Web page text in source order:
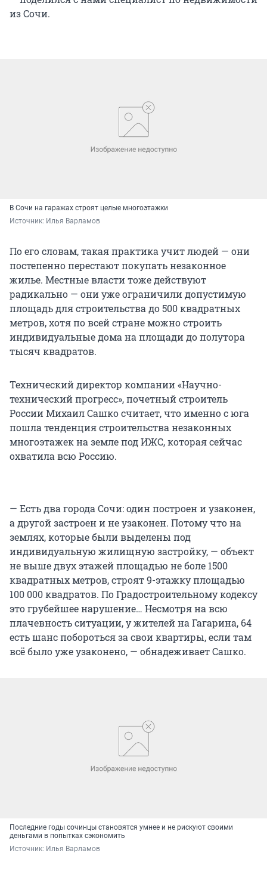
из Сочи.
В Сочи на гаражах строят целые многоэтажки
Источник: Илья Варламов
По его словам, такая практика учит людей — они
постепенно перестают покупать незаконное
жилье. Местные власти тоже действуют
радикально — они уже ограничили допустимую
площадь для строительства до 500 квадратных
метров, хотя по всей стране можно строить
индивидуальные дома на площади до полутора
тысяч квадратов.
Технический директор компании «Научно-
технический прогресс», почетный строитель
России Михаил Сашко считает, что именно с юга
пошла тенденция строительства незаконных
многоэтажек на земле под ИЖС, которая сейчас
охватила всю Россию.
— Есть два города Сочи: один построен и узаконен,
а другой застроен и не узаконен. Потому что на
землях, которые были выделены под
индивидуальную жилищную застройку, — объект
не выше двух этажей площадью не боле 1500
квадратных метров, строят 9-этажку площадью
100 000 квадратов. По Градостроительному кодексу
это грубейшее нарушение… Несмотря на всю
плачевность ситуации, у жителей на Гагарина, 64
есть шанс побороться за свои квартиры, если там
всё было уже узаконено, — обнадеживает Сашко.
Последние годы сочинцы становятся умнее и не рискуют своими
деньгами в попытках сэкономить
Источник: Илья Варламов